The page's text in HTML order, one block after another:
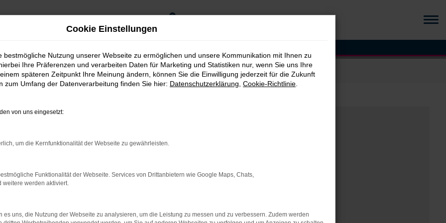
0
Cookie Einstellungen
bestmögliche Nutzung unserer Webseite zu ermöglichen und unsere Kommunikation mit Ihnen zu
Ihre Präferenzen und verarbeiten Daten für Marketing und Statistiken nur, wenn Sie uns Ihre
späteren Zeitpunkt Ihre Meinung ändern, können Sie die Einwilligung jederzeit für die Zukunft
zum Umfang der Datenverarbeitung finden Sie hier: Datenschutzerklärung Cookie-Richtlinie
von uns eingesetzt:
um die Kernfunktionalität der Webseite zu gewährleisten.
Funktionalität der Webseite. Services von Drittanbietern wie Google Maps, Chats,
weitere werden aktiviert.
es uns, die Nutzung der Webseite zu analysieren, um die Leistung zu messen und zu verbessern. Zudem werden